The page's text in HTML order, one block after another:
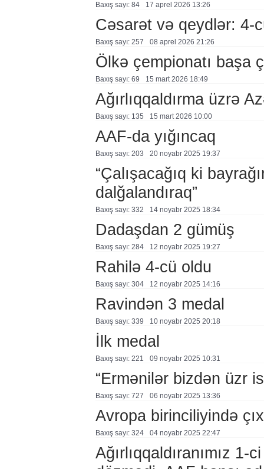
Baxış sayı: 84 17 aprel 2026 13:26
Cəsarət və qeydlər: 4-
Baxış sayı: 257 08 aprel 2026 21:26
Ölkə çempionatı başa
Baxış sayı: 69 15 mart 2026 18:49
Ağırlıqqaldırma üzrə
Baxış sayı: 135 15 mart 2026 10:00
AAF-da yığıncaq
Baxış sayı: 203 20 noyabr 2025 19:37
“Çalışacağıq ki
dalğalandıraq”
Baxış sayı: 332 14 noyabr 2025 18:34
Dadaşdan 2 gümüş
Baxış sayı: 284 12 noyabr 2025 19:27
Rahilə 4-cü oldu
Baxış sayı: 304 12 noyabr 2025 14:16
Ravindən 3 medal
Baxış sayı: 339 10 noyabr 2025 20:18
İlk medal
Baxış sayı: 221 09 noyabr 2025 10:31
“Ermənilər bizdən üzr
Baxış sayı: 727 06 noyabr 2025 13:36
Avropa birinciliyində
Baxış sayı: 324 04 noyabr 2025 22:47
Ağırlıqqaldıranımız